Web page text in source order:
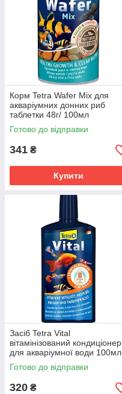
Корм Tetra Wafer Mix для
акваріумних донних риб
таблетки 48г/ 100мл
Готово до відправки
341 ₴
Купити
Засіб Tetra Vital
вітамінізований кондиціонер
для акваріумної води 100мл
на 200л
Готово до відправки
320 ₴